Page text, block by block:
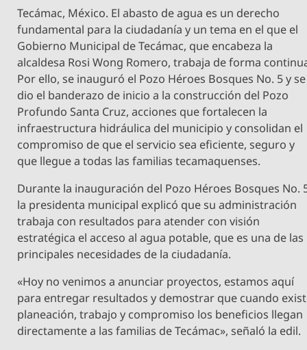
Tecámac, México. El abasto de agua es un derecho
fundamental para la ciudadanía y un tema en el que el
Gobierno Municipal de Tecámac, que encabeza la
alcaldesa Rosi Wong Romero, trabaja de forma
Por ello, se inauguró el Pozo Héroes Bosques No. 5 y se
dio el banderazo de inicio a la construcción del Pozo
Profundo Santa Cruz, acciones que fortalecen la
infraestructura hidráulica del municipio y consolidan el
compromiso de que el servicio sea eficiente, seguro y
que llegue a todas las familias tecamaquenses.
Durante la inauguración del Pozo Héroes Bosques No.
la presidenta municipal explicó que su administración
trabaja con resultados para atender con visión
estratégica el acceso al agua potable, que es una de las
principales necesidades de la ciudadanía.
«Hoy no venimos a anunciar proyectos, estamos aquí
para entregar resultados y demostrar que cuando
planeación, trabajo y compromiso los beneficios llegan
directamente a las familias de Tecámac», señaló la edil.